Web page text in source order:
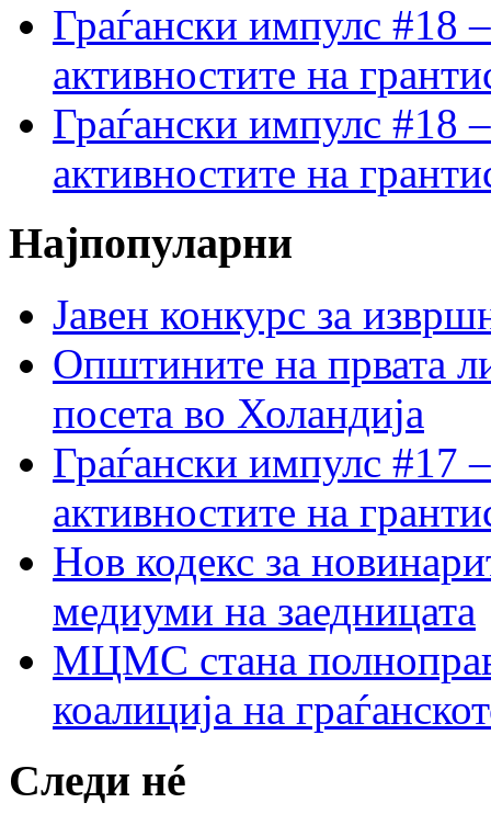
Граѓански импулс #18
активностите на
Граѓански импулс #18
активностите на
Најпопуларни
Јавен конкурс за
Општините на првата
посета во Холандија
Граѓански импулс #17
активностите на
Нов кодекс за
медиуми на заедницата
МЦМС стана
коалиција на
Следи нé